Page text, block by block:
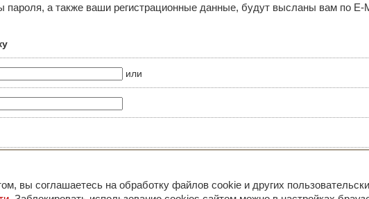
пароля, а также ваши регистрационные данные, будут высланы вам по E-
или
вы соглашаетесь на обработку файлов cookie и других